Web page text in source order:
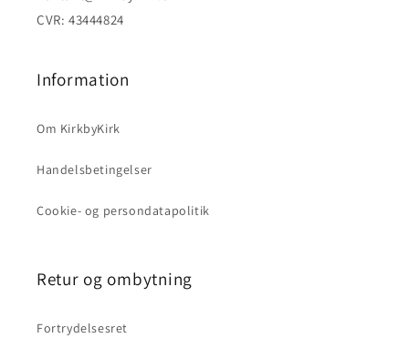
CVR: 43444824
Information
Om KirkbyKirk
Handelsbetingelser
Cookie- og persondatapolitik
Retur og ombytning
Fortrydelsesret